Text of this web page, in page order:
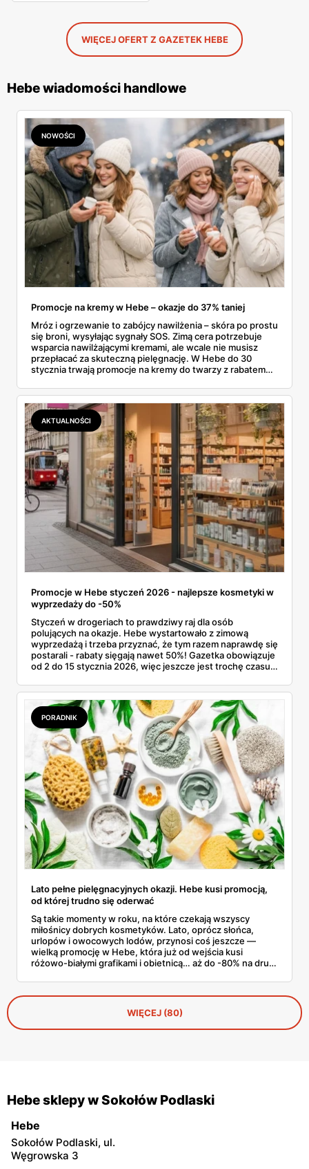
WIĘCEJ OFERT Z GAZETEK HEBE
Hebe wiadomości handlowe
NOWOŚCI
Promocje na kremy w Hebe – okazje do 37% taniej
Mróz i ogrzewanie to zabójcy nawilżenia – skóra po prostu
się broni, wysyłając sygnały SOS. Zimą cera potrzebuje
wsparcia nawilżającymi kremami, ale wcale nie musisz
przepłacać za skuteczną pielęgnację. W Hebe do 30
stycznia trwają promocje na kremy do twarzy z rabatem
odżywcze kosmetyki koreańskie, jak i sprawdzone polskie
dermokosmetyki. Sprawdź, które produkty warto zgarnąć,
zanim wyprzedaż się skończy.
AKTUALNOŚCI
Promocje w Hebe styczeń 2026 - najlepsze kosmetyki w
wyprzedaży do -50%
Styczeń w drogeriach to prawdziwy raj dla osób
polujących na okazje. Hebe wystartowało z zimową
wyprzedażą i trzeba przyznać, że tym razem naprawdę się
postarali - rabaty sięgają nawet 50%! Gazetka obowiązuje
od 2 do 15 stycznia 2026, więc jeszcze jest trochę czasu,
po luksusowe perfumy - każdy znajdzie coś dla siebie.
PORADNIK
Lato pełne pielęgnacyjnych okazji. Hebe kusi promocją,
od której trudno się oderwać
Są takie momenty w roku, na które czekają wszyscy
miłośnicy dobrych kosmetyków. Lato, oprócz słońca,
urlopów i owocowych lodów, przynosi coś jeszcze —
wielką promocję w Hebe, która już od wejścia kusi
różowo-białymi grafikami i obietnicą… aż do -80% na drugi
koszyka kolejny szampon Anwen, maskarę Eveline czy
może serum Claresa — to ten moment, kiedy naprawdę
WIĘCEJ (80)
Hebe sklepy w Sokołów Podlaski
Hebe
Sokołów Podlaski, ul.
Węgrowska 3